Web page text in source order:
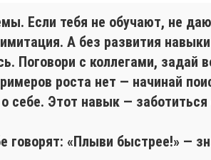
Если тебя не обучают, не
А без развития
Поговори с коллегами, задай
роста нет — начинай
себе. Этот навык —
«Плыви быстрее!» —